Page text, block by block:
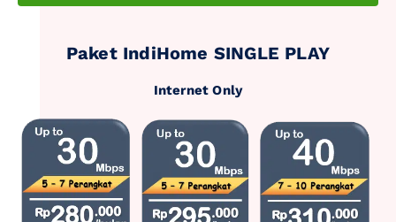
Paket IndiHome SINGLE PLAY
Internet Only